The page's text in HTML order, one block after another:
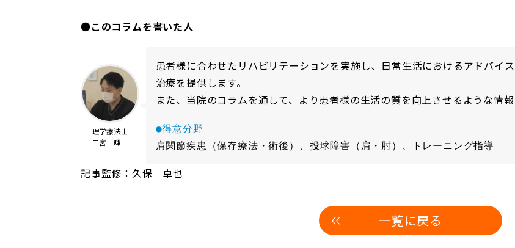
●このコラムを書いた人
理学療法士
二宮 暉
患者様に合わせたリハビリテーションを実施し、日常生活におけるアドバイ
治療を提供します。
また、当院のコラムを通して、より患者様の生活の質を向上させるような情報
●得意分野
肩関節疾患（保存療法・術後）、投球障害（肩・肘）、トレーニング指導
記事監修：久保 卓也
一覧に戻る